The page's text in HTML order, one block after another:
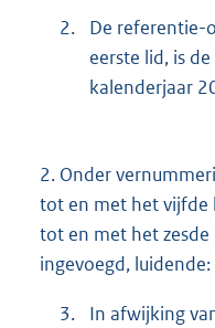
2.
De referentie-
eerste lid, is
kalenderjaar
2. Onder
tot en met het vijfde
tot en met het
ingevoegd, luidende:
3.
In afwijking